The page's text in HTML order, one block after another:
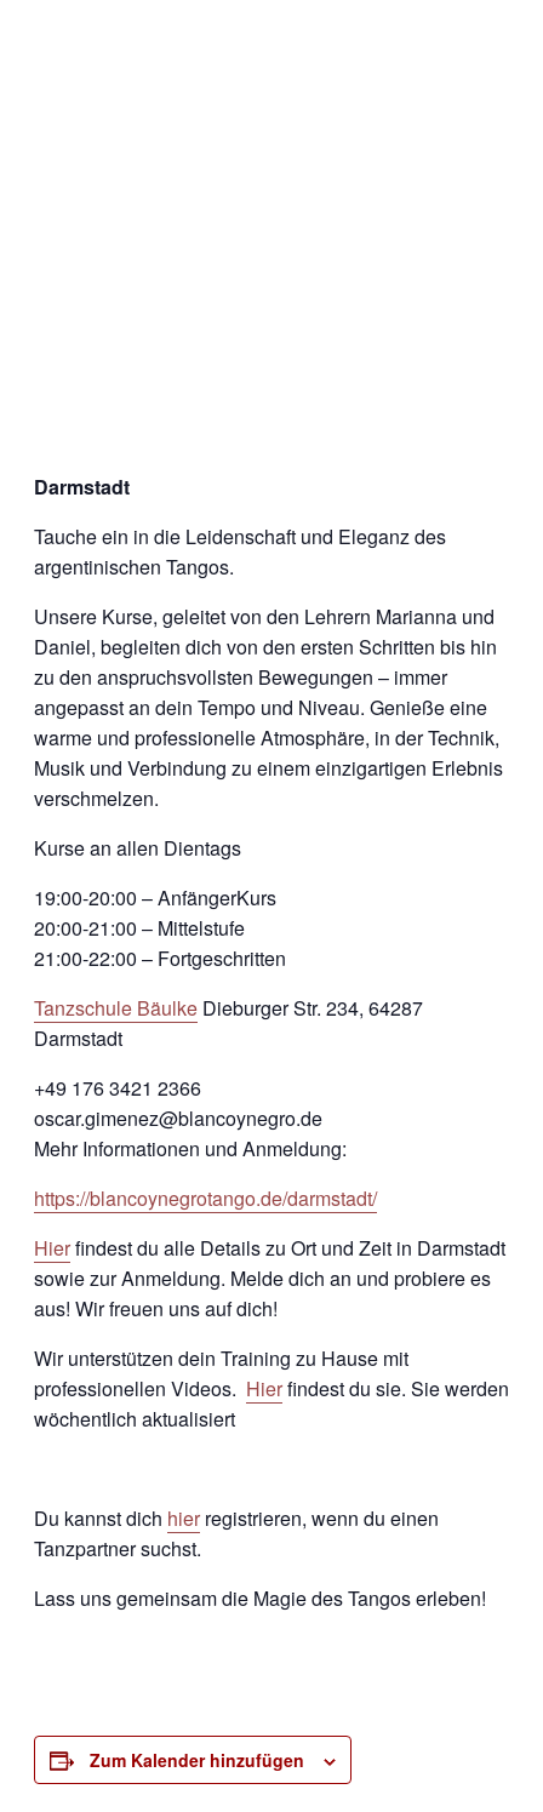
Darmstadt
Tauche ein in die Leidenschaft und Eleganz des
argentinischen Tangos.
Unsere Kurse, geleitet von den Lehrern Marianna und
Daniel, begleiten dich von den ersten Schritten bis hin
zu den anspruchsvollsten Bewegungen – immer
angepasst an dein Tempo und Niveau. Genieße eine
warme und professionelle Atmosphäre, in der Technik,
Musik und Verbindung zu einem einzigartigen Erlebnis
verschmelzen.
Kurse an allen Dientags
19:00-20:00 – AnfängerKurs
20:00-21:00 – Mittelstufe
21:00-22:00 – Fortgeschritten
Tanzschule Bäulke Dieburger Str. 234, 64287
Darmstadt
+49 176 3421 2366
oscar.gimenez@blancoynegro.de
Mehr Informationen und Anmeldung:
https://blancoynegrotango.de/darmstadt/
Hierfindest du alle Details zu Ort und Zeit in Darmstadt
sowie zur Anmeldung. Melde dich an und probiere es
aus! Wir freuen uns auf dich!
Wir unterstützen dein Training zu Hause mit
professionellen Videos. Hierfindest du sie. Sie werden
wöchentlich aktualisiert
Du kannst dich hier registrieren, wenn du einen
Tanzpartner suchst.
Lass uns gemeinsam die Magie des Tangos erleben!
Zum Kalender hinzufügen